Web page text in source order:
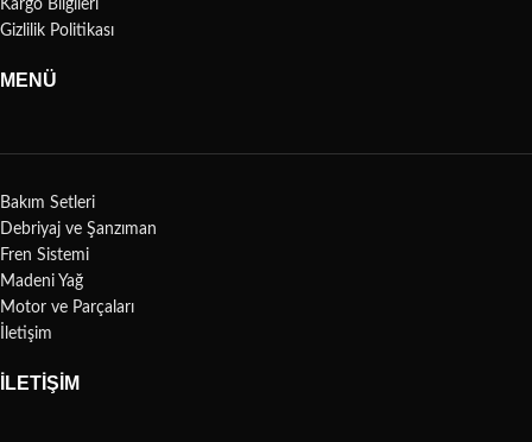
Kargo Bilgileri
Gizlilik Politikası
MENÜ
Bakım Setleri
Debriyaj ve Şanzıman
Fren Sistemi
Madeni Yağ
Motor ve Parçaları
İletişim
İLETİŞİM